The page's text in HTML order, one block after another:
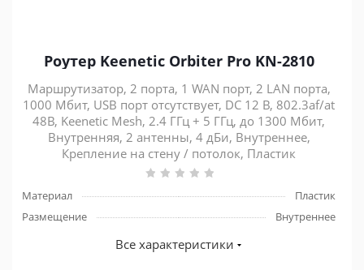
Роутер Keenetic Orbiter Pro KN-2810
Маршрутизатор, 2 порта, 1 WAN порт, 2 LAN порта,
1000 Мбит, USB порт отсутствует, DC 12 В, 802.3af/at
48В, Keenetic Mesh, 2.4 ГГц + 5 ГГц, до 1300 Мбит,
Внутренняя, 2 антенны, 4 дБи, Внутреннее,
Крепление на стену / потолок, Пластик
Материал
Пластик
Размещение
Внутреннее
Все характеристики